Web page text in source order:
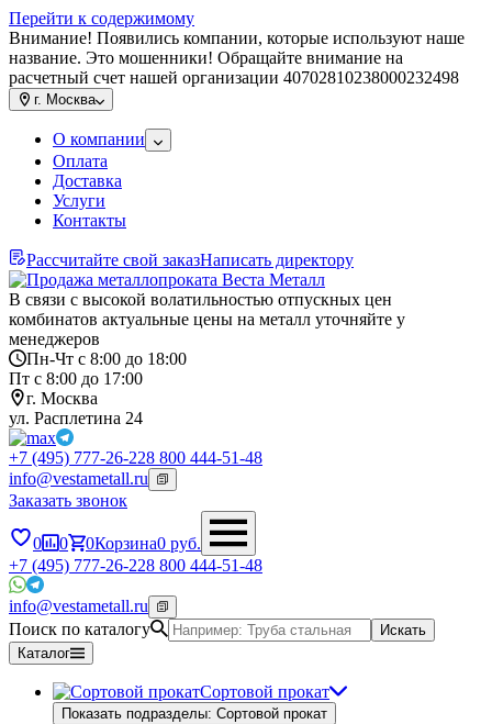
Перейти к содержимому
Внимание! Появились компании, которые используют наше
название. Это мошенники! Обращайте внимание на
расчетный счет нашей организации 40702810238000232498
г. Москва
О компании
Оплата
Доставка
Услуги
Контакты
Рассчитайте свой заказНаписать директору
В связи с высокой волатильностью отпускных цен
комбинатов актуальные цены на металл уточняйте у
менеджеров
Пн-Чт с 8:00 до 18:00
Пт с 8:00 до 17:00
г. Москва
ул. Расплетина 24
+7 (495) 777-26-228 800 444-51-48
info@vestametall.ru
Заказать звонок
0 0 0Корзина0 руб.
+7 (495) 777-26-228 800 444-51-48
info@vestametall.ru
Поиск по каталогу
Искать
Каталог
Сортовой прокат
Показать подразделы: Сортовой прокат